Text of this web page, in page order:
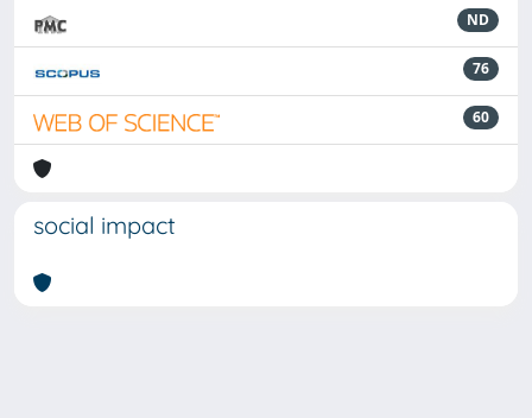
ND
76
60
social impact